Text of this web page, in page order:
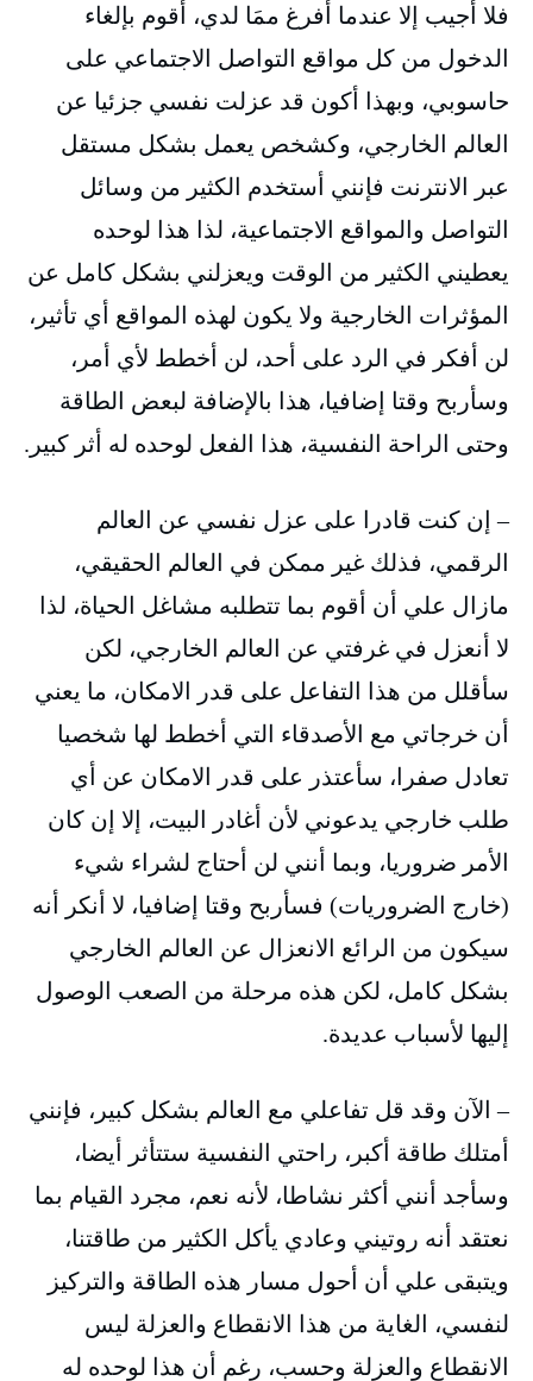
فلا أجيب إلا عندما أفرغ ممَا لدي، أقوم بإلغاء
الدخول من كل مواقع التواصل الاجتماعي على
حاسوبي، وبهذا أكون قد عزلت نفسي جزئيا عن
العالم الخارجي، وكشخص يعمل بشكل مستقل
عبر الانترنت فإنني أستخدم الكثير من وسائل
التواصل والمواقع الاجتماعية، لذا هذا لوحده
يعطيني الكثير من الوقت ويعزلني بشكل كامل عن
المؤثرات الخارجية ولا يكون لهذه المواقع أي تأثير،
لن أفكر في الرد على أحد، لن أخطط لأي أمر،
وسأربح وقتا إضافيا، هذا بالإضافة لبعض الطاقة
وحتى الراحة النفسية، هذا الفعل لوحده له أثر كبير.
– إن كنت قادرا على عزل نفسي عن العالم
الرقمي، فذلك غير ممكن في العالم الحقيقي،
مازال علي أن أقوم بما تتطلبه مشاغل الحياة، لذا
لا أنعزل في غرفتي عن العالم الخارجي، لكن
سأقلل من هذا التفاعل على قدر الامكان، ما يعني
أن خرجاتي مع الأصدقاء التي أخطط لها شخصيا
تعادل صفرا، سأعتذر على قدر الامكان عن أي
طلب خارجي يدعوني لأن أغادر البيت، إلا إن كان
الأمر ضروريا، وبما أنني لن أحتاج لشراء شيء
(خارج الضروريات) فسأربح وقتا إضافيا، لا أنكر أنه
سيكون من الرائع الانعزال عن العالم الخارجي
بشكل كامل، لكن هذه مرحلة من الصعب الوصول
إليها لأسباب عديدة.
– الآن وقد قل تفاعلي مع العالم بشكل كبير، فإنني
أمتلك طاقة أكبر، راحتي النفسية ستتأثر أيضا،
وسأجد أنني أكثر نشاطا، لأنه نعم، مجرد القيام بما
نعتقد أنه روتيني وعادي يأكل الكثير من طاقتنا،
ويتبقى علي أن أحول مسار هذه الطاقة والتركيز
لنفسي، الغاية من هذا الانقطاع والعزلة ليس
الانقطاع والعزلة وحسب، رغم أن هذا لوحده له